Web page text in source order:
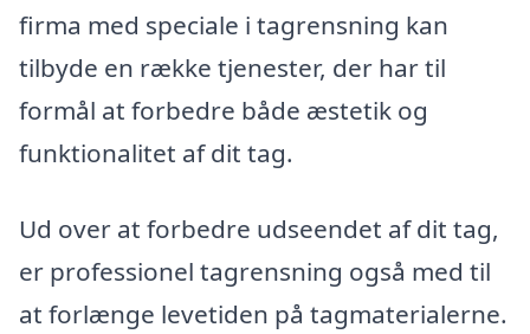
firma med speciale i tagrensning kan
tilbyde en række tjenester, der har til
formål at forbedre både æstetik og
funktionalitet af dit tag.
Ud over at forbedre udseendet af dit tag,
er professionel tagrensning også med til
at forlænge levetiden på tagmaterialerne.